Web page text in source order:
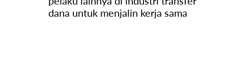
dana untuk menjalin kerja sama